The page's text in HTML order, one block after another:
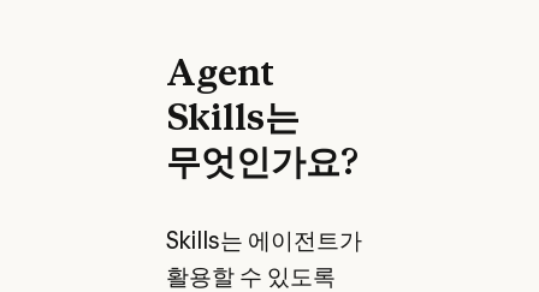
Agent
Skills는
무엇인가요?
Skills는 에이전트가
활용할 수 있도록